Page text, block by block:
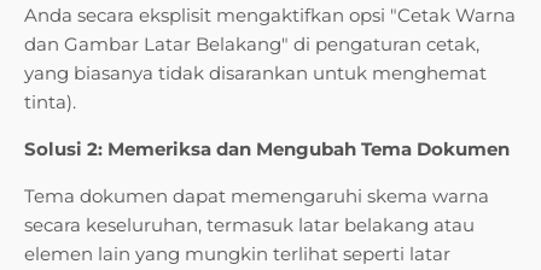
Anda secara eksplisit mengaktifkan opsi "Cetak Warna
dan Gambar Latar Belakang" di pengaturan cetak,
yang biasanya tidak disarankan untuk menghemat
tinta).
Solusi 2: Memeriksa dan Mengubah Tema Dokumen
Tema dokumen dapat memengaruhi skema warna
secara keseluruhan, termasuk latar belakang atau
elemen lain yang mungkin terlihat seperti latar